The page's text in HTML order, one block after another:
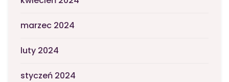
marzec 2024
luty 2024
styczeń 2024